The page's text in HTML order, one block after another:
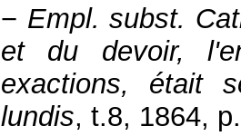
− Empl. subst.
et du devoir,
exactions, était
lundis, t.8, 1864,